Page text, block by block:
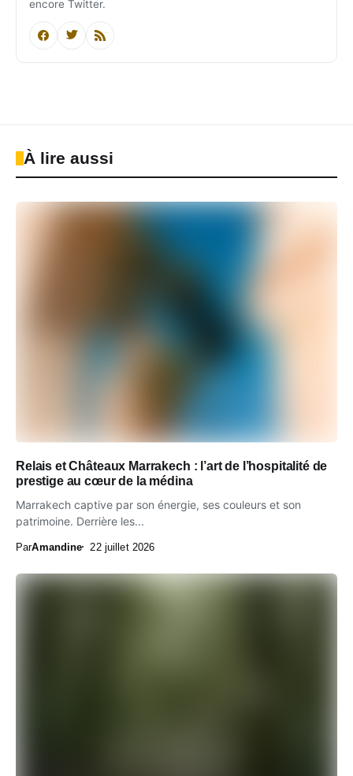
encore Twitter.
À lire aussi
Relais et Châteaux Marrakech : l’art de l’hospitalité de
prestige au cœur de la médina
Marrakech captive par son énergie, ses couleurs et son
patrimoine. Derrière les...
ParAmandine 22 juillet 2026